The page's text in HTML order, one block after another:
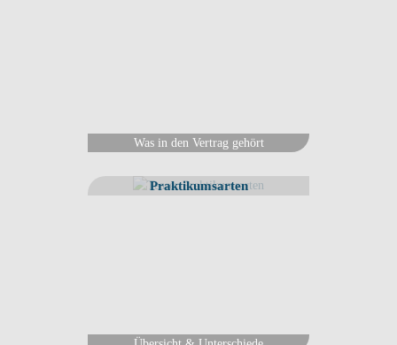
Was in den Vertrag gehört
Praktikumsarten